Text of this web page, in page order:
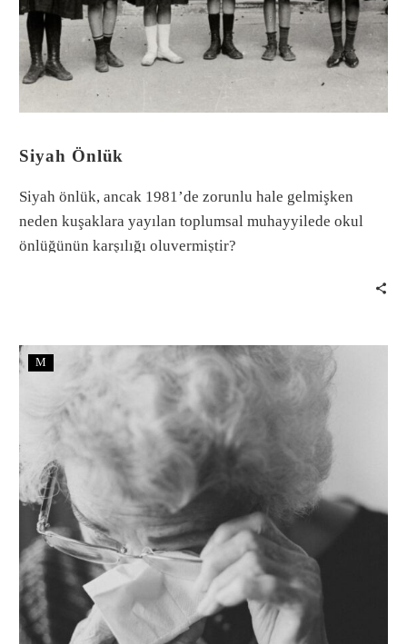
Siyah Önlük
Siyah önlük, ancak 1981’de zorunlu hale gelmişken
neden kuşaklara yayılan toplumsal muhayyilede okul
önlüğünün karşılığı oluvermiştir?
M